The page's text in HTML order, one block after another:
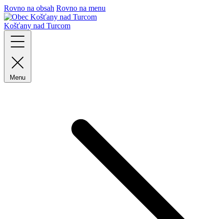
Rovno na obsah Rovno na menu
Košťany nad Turcom
Menu